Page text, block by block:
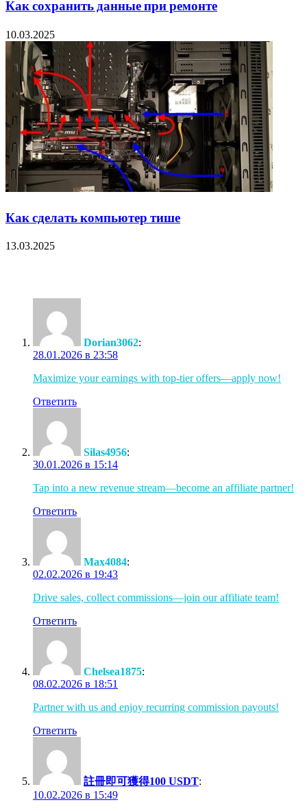
Как сохранить данные при ремонте
10.03.2025
Как сделать компьютер тише
13.03.2025
Dorian3062:
28.01.2026 в 23:58
Maximize your earnings with top-tier offers—apply now!
Ответить
Silas4956:
30.01.2026 в 15:14
Tap into a new revenue stream—become an affiliate partner!
Ответить
Max4084:
02.02.2026 в 19:43
Drive sales, collect commissions—join our affiliate team!
Ответить
Chelsea1875:
08.02.2026 в 18:51
Partner with us and enjoy recurring commission payouts!
Ответить
註冊即可獲得100 USDT:
10.02.2026 в 15:49